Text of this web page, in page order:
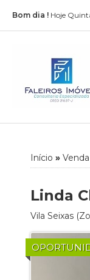
Bom dia ! Hoje
Início » Venda
Linda
Vila Seixas